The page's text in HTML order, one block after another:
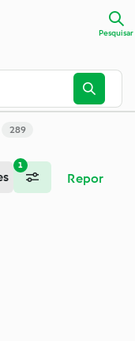
Pesquisar
289
1
Repor
de receitas